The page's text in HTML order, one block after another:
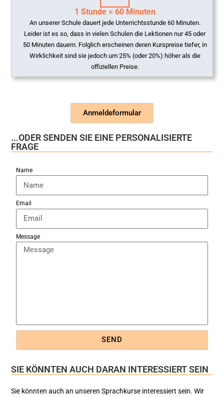
1 Stunde = 60 Minuten
An unserer Schule dauert jede Unterrichtsstunde 60 Minuten.
Leider ist es so, dass in vielen Schulen die Lektionen nur 45 oder
50 Minuten dauern. Folglich erscheinen deren Kurspreise tiefer, in
Wirklichkeit sind sie jedoch um 25% (oder 20%) höher als die
offiziellen Preise.
Anmeldeformular
...ODER SENDEN SIE EINE PERSONALISIERTE
FRAGE
Name
Email
Message
SEND
SIE KÖNNTEN AUCH DARAN INTERESSIERT SEIN
Sie könnten auch an unseren Sprachkurse interessiert sein. Wir